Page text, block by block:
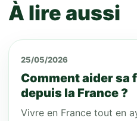
À lire aussi
25/05/2026
Comment aider sa
depuis la France ?
Vivre en France tout en